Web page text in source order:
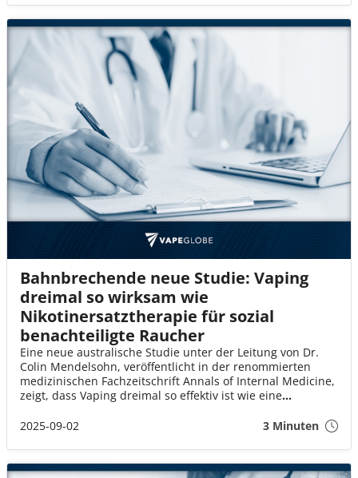
herkömmlichen Zigaretten, E‑Zigaretten und
wiederkehrenden kardiovaskulären Ereignissen bei
Schlaganfallüberlebenden.
Bahnbrechende neue Studie: Vaping
dreimal so wirksam wie
Nikotinersatztherapie für sozial
benachteiligte Raucher
Eine neue australische Studie unter der Leitung von Dr.
Colin Mendelsohn, veröffentlicht in der renommierten
medizinischen Fachzeitschrift Annals of Internal Medicine,
zeigt, dass Vaping dreimal so effektiv ist wie eine
sozioökonomisch benachteiligten Gruppen beim
2025-09-02 3 Minuten